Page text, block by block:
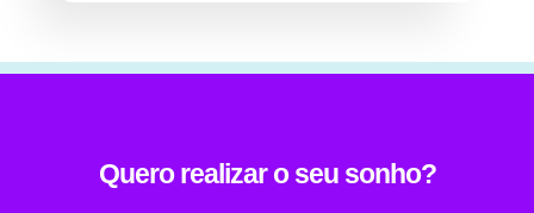
Quero realizar o seu sonho?